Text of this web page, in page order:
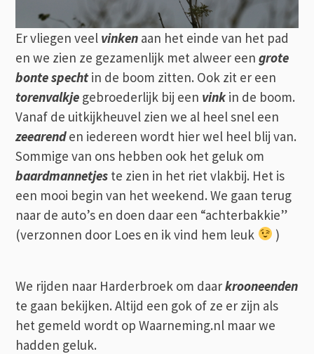
Er vliegen veel vinken aan het einde van het pad
en we zien ze gezamenlijk met alweer eengrote
bonte spechtin de boom zitten. Ook zit er een
torenvalkje gebroederlijk bij een vinkin de boom.
Vanaf de uitkijkheuvel zien we al heel snel een
zeearenden iedereen wordt hier wel heel blij van.
Sommige van ons hebben ook het geluk om
baardmannetjes te zien in het riet vlakbij. Het is
een mooi begin van het weekend. We gaan terug
naar de auto’s en doen daar een “achterbakkie”
(verzonnen door Loes en ik vind hem leuk
)
We rijden naar Harderbroek om daarkrooneenden
te gaan bekijken. Altijd een gok of ze er zijn als
het gemeld wordt op Waarneming.nl maar we
hadden geluk.